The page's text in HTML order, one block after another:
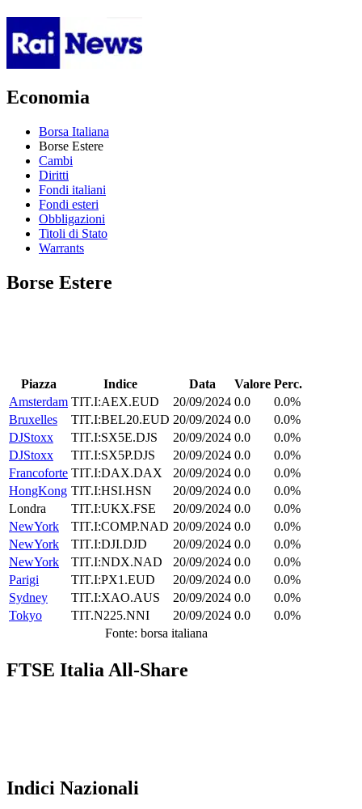
Economia
Borsa Italiana
Borse Estere
Cambi
Diritti
Fondi italiani
Fondi esteri
Obbligazioni
Titoli di Stato
Warrants
Borse Estere
Piazza Indice Data Valore Perc.
Amsterdam TIT.I:AEX.EUD 20/09/2024 0.0
0.0%
Bruxelles
TIT.I:BEL20.EUD 20/09/2024 0.0
0.0%
DJStoxx
TIT.I:SX5E.DJS 20/09/2024 0.0
0.0%
DJStoxx
TIT.I:SX5P.DJS 20/09/2024 0.0
0.0%
Francoforte TIT.I:DAX.DAX 20/09/2024 0.0
0.0%
HongKong TIT.I:HSI.HSN 20/09/2024 0.0
0.0%
Londra
TIT.I:UKX.FSE 20/09/2024 0.0
0.0%
NewYork
TIT.I:COMP.NAD 20/09/2024 0.0
0.0%
NewYork
TIT.I:DJI.DJD 20/09/2024 0.0
0.0%
NewYork
TIT.I:NDX.NAD 20/09/2024 0.0
0.0%
Parigi
TIT.I:PX1.EUD 20/09/2024 0.0
0.0%
Sydney
TIT.I:XAO.AUS 20/09/2024 0.0
0.0%
Tokyo
TIT.N225.NNI 20/09/2024 0.0
0.0%
Fonte: borsa italiana
FTSE Italia All-Share
Indici Nazionali